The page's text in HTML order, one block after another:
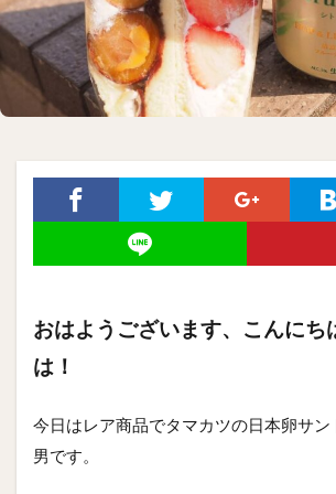
おはようございます、こんにち
は！
今日はレア商品でタマカツの日本卵サン
男です。